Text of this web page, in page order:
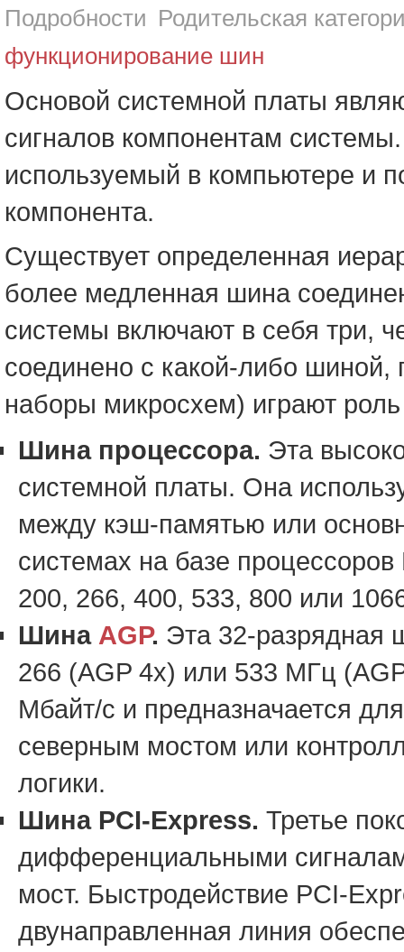
Подробности Родительская
функционирование шин
Основой системной платы
сигналов компонентам
используемый в компьютере и
компонента.
Существует определенная
более медленная шина
системы включают в себя три,
соединено с какой-либо шиной,
наборы микросхем) играют
Шина процессора. Эта
системной платы. Она
между кэш-памятью или
системах на базе
200, 266, 400, 533, 800 или
Шина AGP. Эта 32-разрядная
266 (AGP 4х) или 533 МГц
Мбайт/с и предназначается
северным мостом или
логики.
Шина PCI-Express. Третье
дифференциальными
мост. Быстродействие PCI-
двунаправленная линия